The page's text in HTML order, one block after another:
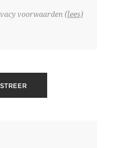
voorwaarden (lees)